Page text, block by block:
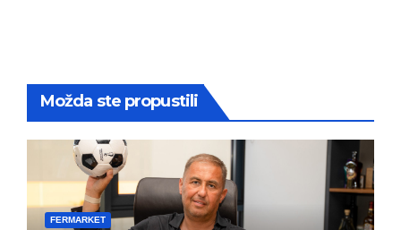
Možda ste propustili
FERMARKET